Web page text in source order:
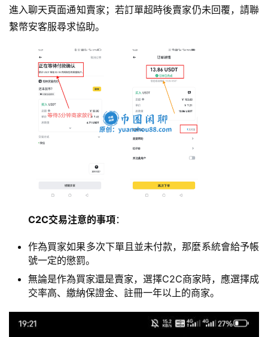
進入聊天頁面通知賣家；若訂單超時後賣家仍未回覆，請聯
繫幣安客服尋求協助。
C2C交易注意的事項：
作為買家如果多次下單且並未付款，那麼系統會給予帳
號一定的懲罰。
無論是作為買家還是賣家，選擇C2C商家時，應選擇成
交率高、繳納保證金、註冊一年以上的商家。